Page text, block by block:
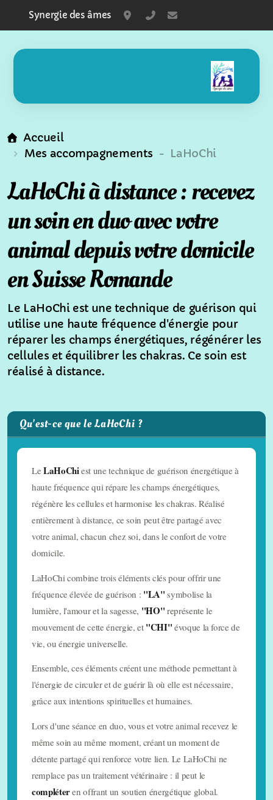
Synergie des âmes Ecublens - Fribourg
+41797525010
Accueil
Mes accompagnements - LaHoChi
LaHoChi à distance : recevez
un soin en duo avec votre
animal depuis votre domicile
en Suisse Romande
Le LaHoChi est une technique de guérison qui
utilise une haute fréquence d'énergie pour
réparer les champs énergétiques, régénérer les
cellules et équilibrer les chakras. Ce soin est
réalisé à distance.
Qu'est-ce que le LaHoChi ?
Le LaHoChiest une technique de guérison énergétique à
haute fréquence qui répare les champs énergétiques,
régénère les cellules et harmonise les chakras. Réalisé
entièrement à distance, ce soin peut être partagé avec
votre animal, chacun chez soi, dans le confort de votre
domicile.
LaHoChi combine trois éléments clés pour offrir une
fréquence élevée de guérison : "LA" symbolise la
lumière, l'amour et la sagesse, "HO" représente le
mouvement de cette énergie, et "CHI" évoque la force de
vie, ou énergie universelle.
Ensemble, ces éléments créent une méthode permettant à
l'énergie de circuler et de guérir là où elle est nécessaire,
grâce aux intentions spirituelles et humaines.
Lors d'une séance en duo, vous et votre animal recevez le
même soin au même moment, créant un moment de
détente partagé qui renforce votre lien. Le LaHoChi ne
remplace pas un traitement vétérinaire : il peut le
compléteren offrant un soutien énergétique global.
Conseils en naturopathie animale
Alimentation animale
Communication animale
Massages animalier
Soin énergétique animaux
Thérapies naturelles pour animaux
LaHoChi
Voyage sonore en duo
Témoignages clients
Agenda
Astuces naturelles
Préparer une trousse de premiers secours
Les pétards et feux d'artifices
La diarrhée
Les muqueuses